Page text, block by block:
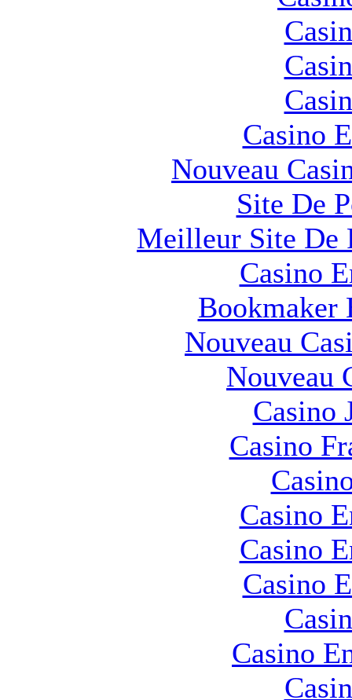
Casino
Nouveau
Site De
Meilleur Site De
Casino
Bookmaker
Nouveau
Nouveau
Casino
Casino
Casino
Casino
Casino
Casino